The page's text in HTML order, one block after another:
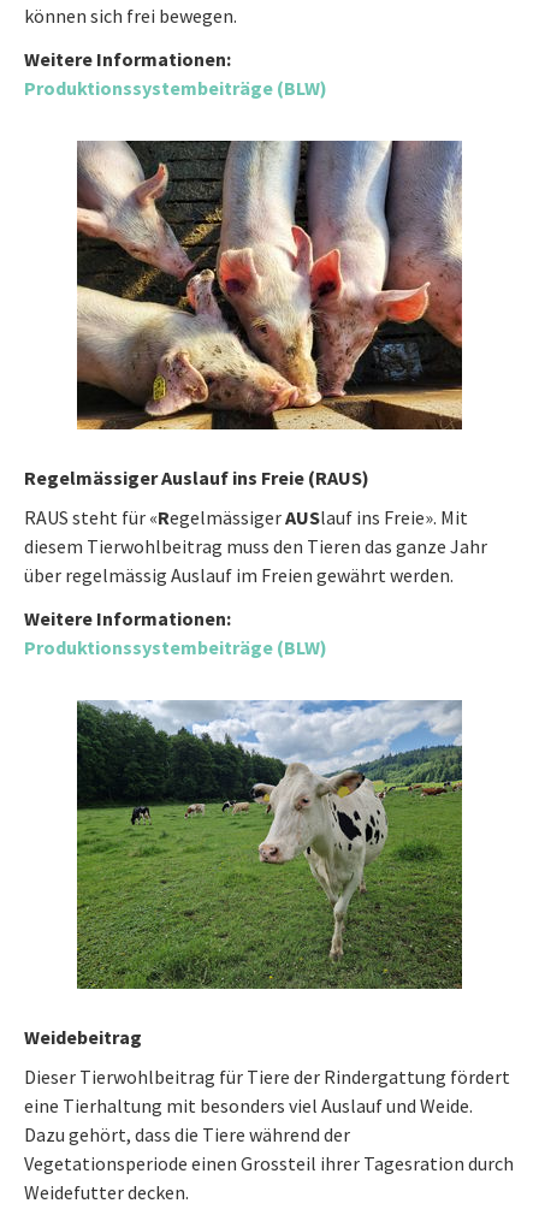
können sich frei bewegen.
Weitere Informationen:
Produktionssystembeiträge (BLW)
Regelmässiger Auslauf ins Freie (RAUS)
RAUS steht für «RegelmässigerAUSlauf ins Freie». Mit
diesem Tierwohlbeitrag muss den Tieren das ganze Jahr
über regelmässig Auslauf im Freien gewährt werden.
Weitere Informationen:
Produktionssystembeiträge (BLW)
Weidebeitrag
Dieser Tierwohlbeitrag für Tiere der Rindergattung fördert
eine Tierhaltung mit besonders viel Auslauf und Weide.
Dazu gehört, dass die Tiere während der
Vegetationsperiode einen Grossteil ihrer Tagesration durch
Weidefutter decken.